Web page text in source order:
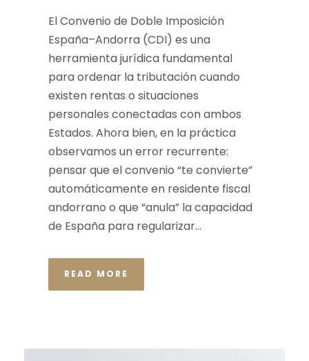
El Convenio de Doble Imposición
España–Andorra (CDI) es una
herramienta jurídica fundamental
para ordenar la tributación cuando
existen rentas o situaciones
personales conectadas con ambos
Estados. Ahora bien, en la práctica
observamos un error recurrente:
pensar que el convenio “te convierte”
automáticamente en residente fiscal
andorrano o que “anula” la capacidad
de España para regularizar...
READ MORE